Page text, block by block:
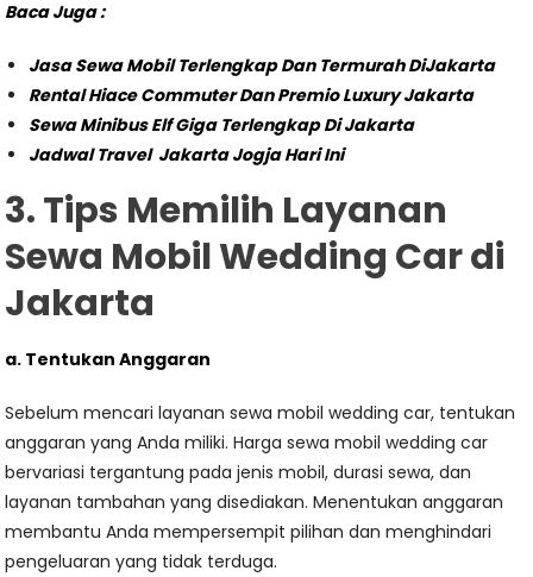
Baca Juga :
Jasa Sewa Mobil Terlengkap Dan Termurah DiJakarta
Rental Hiace Commuter Dan Premio Luxury Jakarta
Sewa Minibus Elf Giga Terlengkap Di Jakarta
Jadwal Travel Jakarta Jogja Hari Ini
3. Tips Memilih Layanan
Sewa Mobil Wedding Car di
Jakarta
a. Tentukan Anggaran
Sebelum mencari layanan sewa mobil wedding car, tentukan
anggaran yang Anda miliki. Harga sewa mobil wedding car
bervariasi tergantung pada jenis mobil, durasi sewa, dan
layanan tambahan yang disediakan. Menentukan anggaran
membantu Anda mempersempit pilihan dan menghindari
pengeluaran yang tidak terduga.